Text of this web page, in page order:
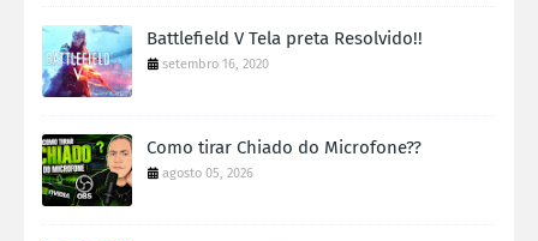
Battlefield V Tela preta Resolvido!!
setembro 16, 2020
Como tirar Chiado do Microfone??
agosto 05, 2026